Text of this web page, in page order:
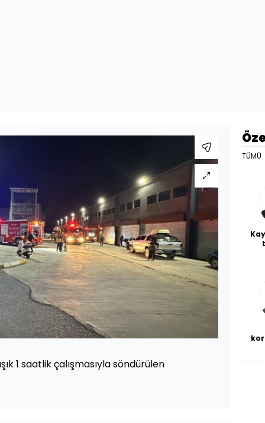
1 saatlik çalışmasıyla söndürülen
TÜMÜ